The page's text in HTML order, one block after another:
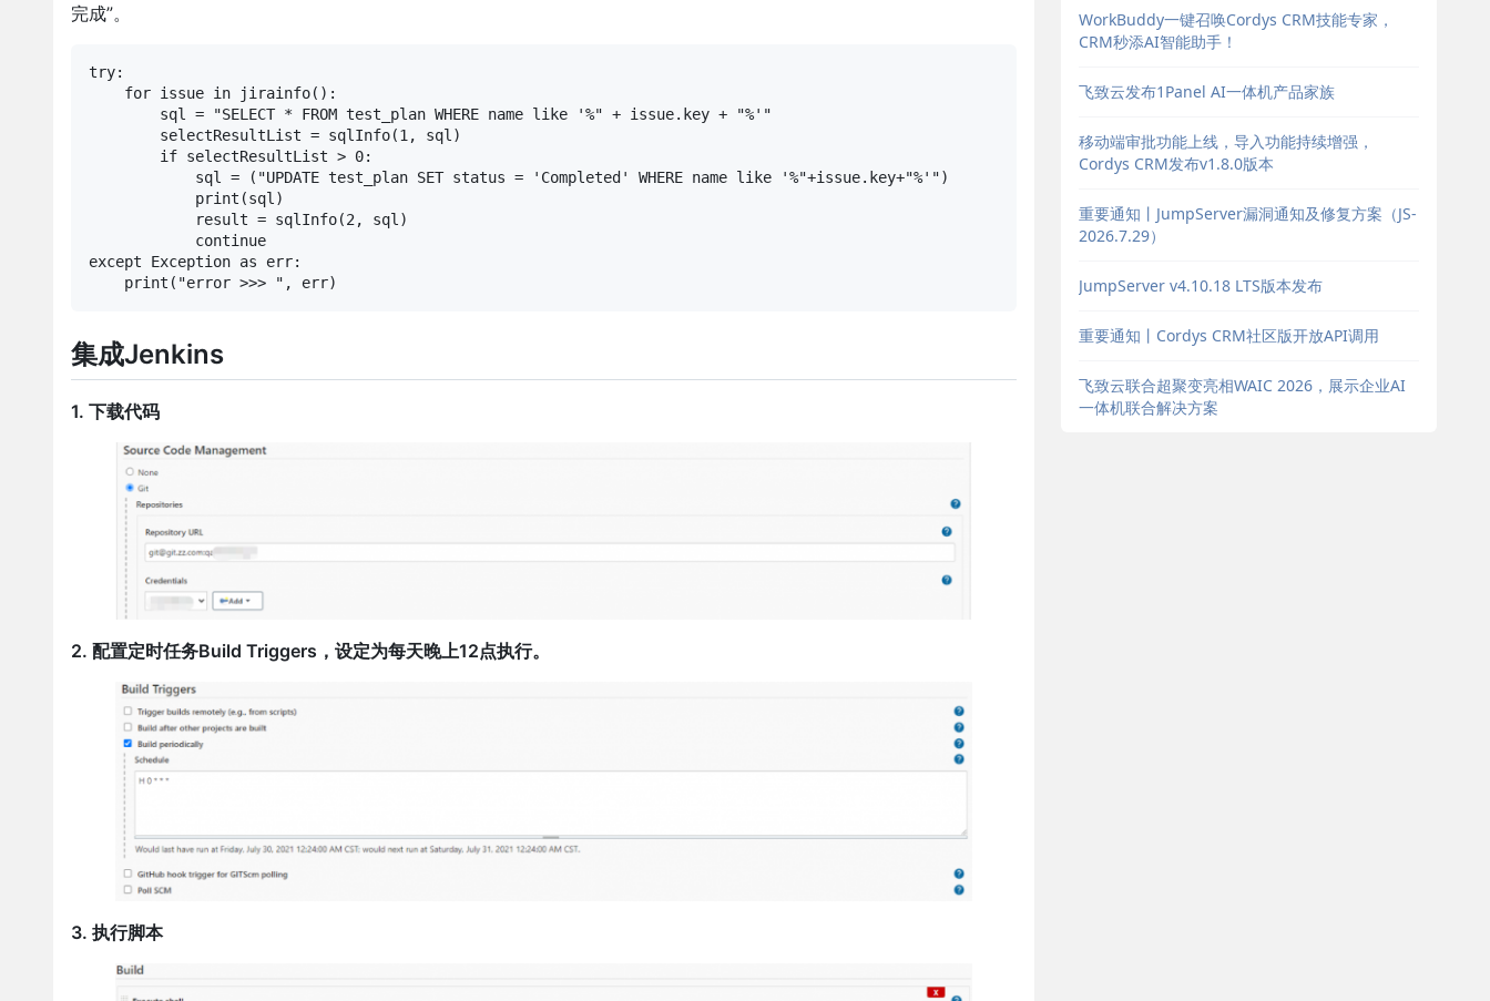
完成”。
try:
    for issue in jirainfo():
        sql = "SELECT * FROM test_plan WHERE name like '%" + issue.key + "%'"
        selectResultList = sqlInfo(1, sql)
        if selectResultList > 0:
            sql = ("UPDATE test_plan SET status = 'Completed' WHERE name like '%"+issue.key+"%'")
            print(sql)
            result = sqlInfo(2, sql)
            continue
except Exception as err:
    print("error >>> ", err)
集成Jenkins
1. 下载代码
2. 配置定时任务Build Triggers，设定为每天晚上12点执行。
3. 执行脚本
WorkBuddy一键召唤Cordys CRM技能专家，
CRM秒添AI智能助手！
飞致云发布1Panel AI一体机产品家族
移动端审批功能上线，导入功能持续增强，
Cordys CRM发布v1.8.0版本
重要通知丨JumpServer漏洞通知及修复方案（JS-
2026.7.29）
JumpServer v4.10.18 LTS版本发布
重要通知丨Cordys CRM社区版开放API调用
飞致云联合超聚变亮相WAIC 2026，展示企业AI
一体机联合解决方案